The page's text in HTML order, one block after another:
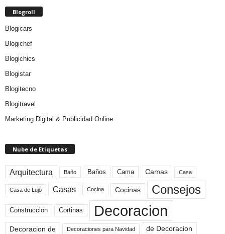
Blogroll
Blogicars
Blogichef
Blogichics
Blogistar
Blogitecno
Blogitravel
Marketing Digital & Publicidad Online
Nube de Etiquetas
Arquitectura Baño Baños Cama Camas Casa
Casa de Lujo Casas Cocina Cocinas Consejos
Construccion Cortinas Decoracion
Decoracion de Decoraciones para Navidad de Decoracion